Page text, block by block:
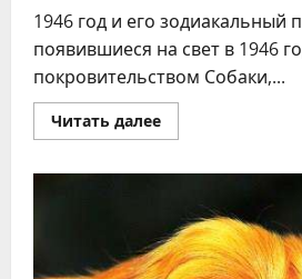
1946 год и его зодиакальный
появившиеся на свет в 1946
покровительством Собаки,...
Читать далееПрочитать
больше
животного
по
китайскому
гороскопу